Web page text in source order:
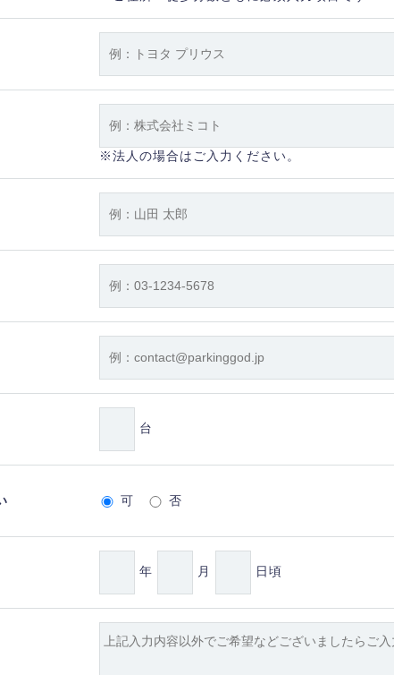
※法人の場合はご入力ください。
台
可 否
年 月 日頃